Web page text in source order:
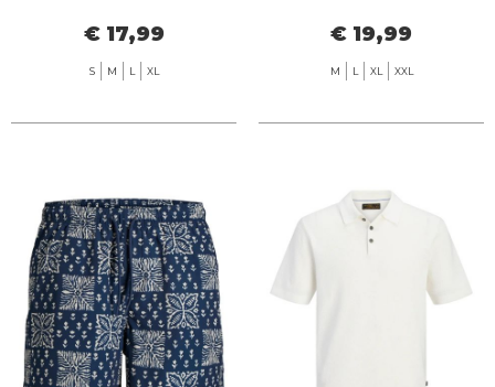
€ 17,99
S M L XL
€ 19,99
M L XL XXL